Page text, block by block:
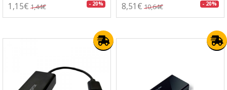
1,15€ 1,44€ - 20% 8,51€ 10,64€ - 20%